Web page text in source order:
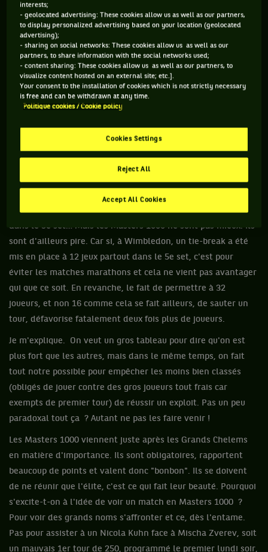
Par contre, que ce mois est long ! Ces deux tournois mettent
une éternité à se lancer. Ces vrais faux tableaux de 128, avec
32 « bye » pour les 32 têtes de série, avec 12 qualifiés, font
que les vrais noms, ceux qui font vibrer, n'entrent en jeu
qu'en fin de première semaine. Du coup, les premiers jours
des deux Masters 1000 ressemblent plutôt à des tournois de
plus basse catégorie.
PAS UN PEU PARADOXAL TOUT ÇA ?
Je ne suis pas convaincu par ces formats et, surtout, je ne
vois pas très bien pourquoi certains Masters 1000 sont
comme-ci et d'autres comme ça. Les Grands Chelems
subissent des critiques pour leur non-uniformisation des
règles, avec un tie-break en 7 points, un autre à 12 partout
dans le 5e set… Mais les Masters 1000 ne sont pas mieux. Ils
sont d'ailleurs pire. Car si, à Wimbledon, un tie-break a été
mis en place à 12 jeux partout dans le 5e set, c'est pour
éviter les matches marathons et cela ne vient pas avantager
qui que ce soit. En revanche, le fait de permettre à 32
joueurs, et non 16 comme cela se fait ailleurs, de sauter un
tour, défavorise fatalement deux fois plus de joueurs.
Je m'explique. On veut un gros tableau pour dire qu'on est
plus fort que les autres, mais dans le même temps, on fait
tout notre possible pour empêcher les moins bien classés
(obligés de jouer contre des gros joueurs tout frais car
exempts de premier tour) de réussir un exploit. Pas un peu
paradoxal tout ça ? Autant ne pas les faire venir !
Les Masters 1000 viennent juste après les Grands Chelems
en matière d'importance. Ils sont obligatoires, rapportent
beaucoup de points et valent donc "bonbon". Ils se doivent
de ne réunir que l'élite, c'est ce qui fait leur beauté. Pourquoi
s'excite-t-on à l'idée de voir un match en Masters 1000 ?
Pour voir des grands noms s'affronter et ce, dès l'entame.
Pas pour assister à un Nicola Kuhn face à Mischa Zverev, soit
un mauvais 1er tour de 250, programmé le premier lundi soir,
interests;
- geolocated advertising: These cookies allow us as well as our partners,
to display personalized advertising based on your location (geolocated
advertising);
- sharing on social networks: These cookies allow us as well as our
partners, to share information with the social networks used;
- content sharing: These cookies allow us as well as our partners, to
visualize content hosted on an external site; etc.].
Your consent to the installation of cookies which is not strictly necessary
is free and can be withdrawn at any time.
Politique cookies / Cookie policy
Cookies Settings
Reject All
Accept All Cookies